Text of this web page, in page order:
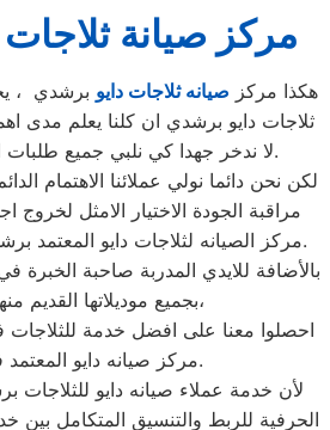
مركز صيانة
هكذا مركز صيانه ثلاجات دايو برشدي ،
ثلاجات دايو برشدي ان كلنا يعلم مدى
لا ندخر جهدا كي نلبي جميع طلبات الصيانه لثلاجات دايو.
لكن نحن دائما نولي عملائنا الاهتمام
مراقبة الجودة الاختيار الامثل لخروج
مركز الصيانه لثلاجات دايو المعتمد برشدي او من منزل العميل.
بالأضافة للايدي المدربة صاحبة الخبرة
بجميع موديلاتها القديم منها والحديث،
احصلوا معنا على افضل خدمة
مركز صيانه دايو المعتمد في رشدي.
لأن خدمة عملاء صيانه دايو
الحرفية للربط والتنسيق المتكامل بين